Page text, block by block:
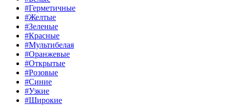
#Герметичные
#Желтые
#Зеленые
#Красные
#Мультибелая
#Оранжевые
#Открытые
#Розовые
#Синие
#Узкие
#Широкие